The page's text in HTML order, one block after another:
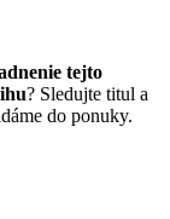
tejto
? Sledujte titul a
do ponuky.